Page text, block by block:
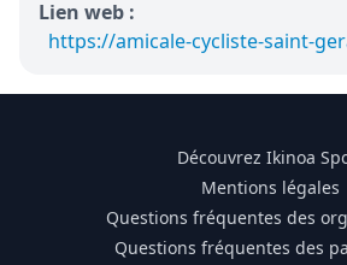
Lien web :
https://amicale-cycliste-saint-
Découvrez Ikinoa
Mentions légales
Questions fréquentes des
Questions fréquentes des